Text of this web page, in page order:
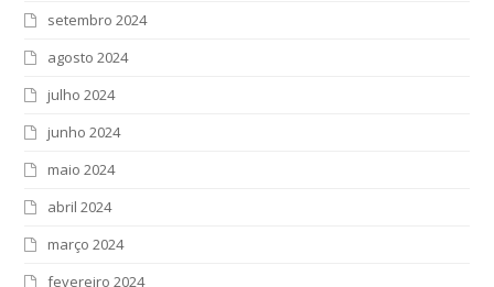
setembro 2024
agosto 2024
julho 2024
junho 2024
maio 2024
abril 2024
março 2024
fevereiro 2024